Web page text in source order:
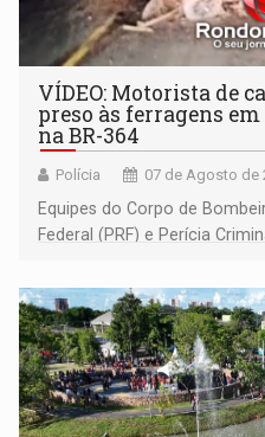
VÍDEO: Motorista de
preso às ferragens
na BR-364
Polícia 07 de Agosto de
Equipes do Corpo de
Federal (PRF) e Perícia